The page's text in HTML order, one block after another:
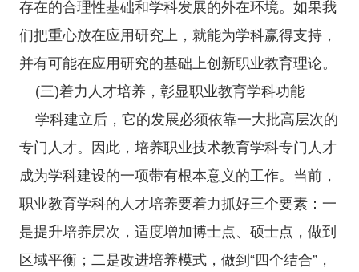
存在的合理性基础和学科发展的外在环境。如果我
们把重心放在应用研究上，就能为学科赢得支持，
并有可能在应用研究的基础上创新职业教育理论。
(三)着力人才培养，彰显职业教育学科功能
学科建立后，它的发展必须依靠一大批高层次的
专门人才。因此，培养职业技术教育学科专门人才
成为学科建设的一项带有根本意义的工作。当前，
职业教育学科的人才培养要着力抓好三个要素：一
是提升培养层次，适度增加博士点、硕士点，做到
区域平衡；二是改进培养模式，做到“四个结合”，